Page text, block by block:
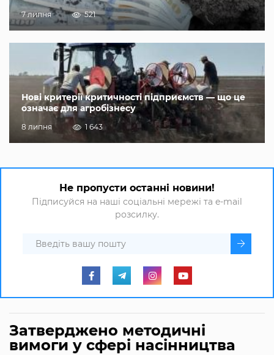
7 липня 521
Нові критерії критичності підприємств — що це
означає для агробізнесу
8 липня 1 643
Не пропусти останні новини!
Підписуйся на наші соціальні мережі та e-mail
розсилку.
Затверджено методичні
вимоги у сфері насінництва